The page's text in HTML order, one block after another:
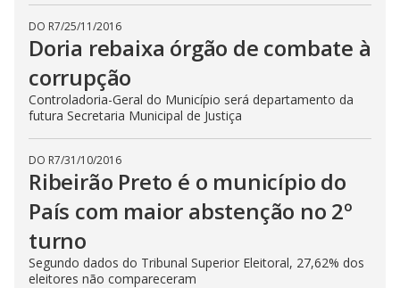
DO R7/25/11/2016
Doria rebaixa órgão de combate à
corrupção
Controladoria-Geral do Município será departamento da
futura Secretaria Municipal de Justiça
DO R7/31/10/2016
Ribeirão Preto é o município do
País com maior abstenção no 2º
turno
Segundo dados do Tribunal Superior Eleitoral, 27,62% dos
eleitores não compareceram